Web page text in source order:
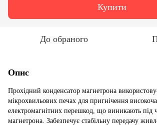
Купити
До обраного
Опис
Прохідний конденсатор магнетрона
мікрохвильових печах для пригнічення
електромагнітних перешкод, що виникають під
магнетрона. Забезпечує стабільну передачу